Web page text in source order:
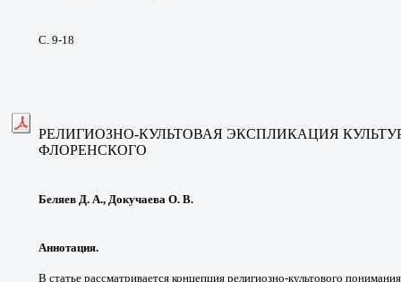
С. 9-18
РЕЛИГИОЗНО-КУЛЬТОВАЯ ЭКСПЛИКАЦИЯ
ФЛОРЕНСКОГО
Беляев Д. А., Докучаева О. В.
Аннотация.
В статье рассматривается концепция религиозно-культового